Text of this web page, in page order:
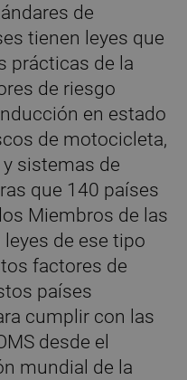
de
tienen leyes que
prácticas de la
de riesgo
en estado
de motocicleta,
sistemas de
que 140 países
Miembros de las
de ese tipo
factores de
países
cumplir con las
desde el
mundial de la